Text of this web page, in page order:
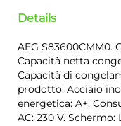
Details
AEG S83600CMM0.
Capacità netta
Capacità di
prodotto: Acciaio
energetica: A+,
AC: 230 V. Schermo: